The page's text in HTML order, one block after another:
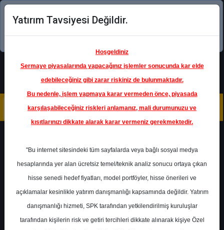
Şimdi uygulamayı indirin!
Ana Sayfa Raporlar
Ahlatcı Yatırım
Rapor Detay
Ahlatcı - PPK Raporu
Yatırım Tavsiyesi Değildir.
Hoşgeldiniz
Sermaye piyasalarında yapacağınız işlemler sonucunda kar elde
edebileceğiniz gibi zarar riskiniz de bulunmaktadır.
Bu nedenle, işlem yapmaya karar vermeden önce, piyasada
karşılaşabileceğiniz riskleri anlamanız, mali durumunuzu ve
kısıtlarınızı dikkate alarak karar vermeniz gerekmektedir.
"Bu internet sitesindeki tüm sayfalarda veya bağlı sosyal medya
hesaplarında yer alan ücretsiz temel/teknik analiz sonucu ortaya çıkan
hisse senedi hedef fiyatları, model portföyler, hisse önerileri ve
açıklamalar kesinlikle yatırım danışmanlığı kapsamında değildir. Yatırım
danışmanlığı hizmeti, SPK tarafından yetkilendirilmiş kuruluşlar
tarafından kişilerin risk ve getiri tercihleri dikkate alınarak kişiye Özel